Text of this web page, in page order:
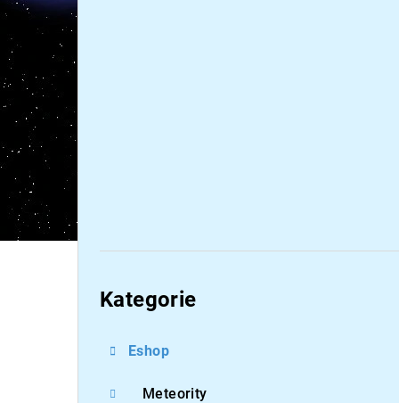
Kategorie
Eshop
Meteority